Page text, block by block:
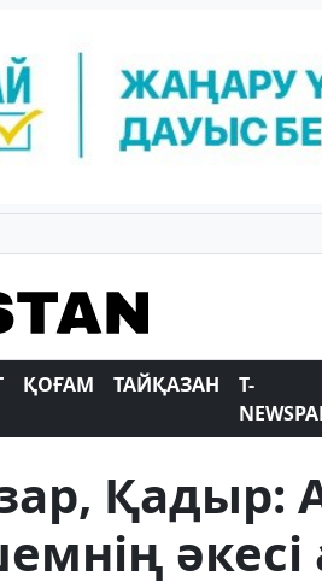
ҚОҒАМ ТАЙҚАЗАН
T-
Қадыр: